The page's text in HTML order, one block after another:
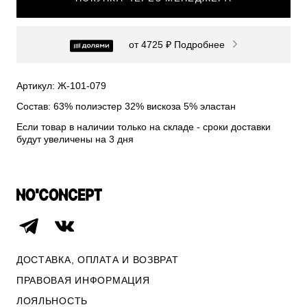
от 4725 ₽ Подробнее
Артикул: Ж-101-079
Состав: 63% полиэстер 32% вискоза 5% эластан
Если товар в наличии только на складе - сроки доставки
будут увеличены на 3 дня
ДОСТАВКА, ОПЛАТА И ВОЗВРАТ
ПРАВОВАЯ ИНФОРМАЦИЯ
ЛОЯЛЬНОСТЬ
СМОТРЕТЬ ВСЕ
ОПЛАТА И ВОЗВРАТ